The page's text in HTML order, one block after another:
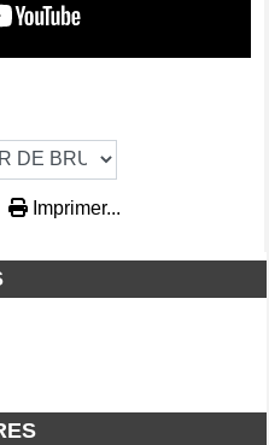
Imprimer...